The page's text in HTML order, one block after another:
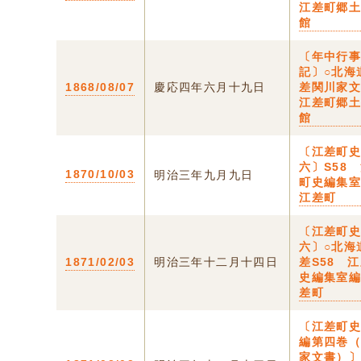
江差町郷
館
1868/08/07 慶応四年六月十九日
〔年中行
記〕○北海
差関川家
江差町郷
館
1870/10/03 明治三年九月九日
〔江差
六〕S58
町史編集
江差町
1871/02/03 明治三年十二月十四日
〔江差
六〕○北海
差S58 江
史編集室
差町
〔江差町
編第四巻
家文書）